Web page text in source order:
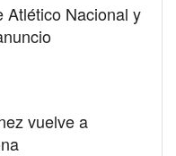
Atlético Nacional y
vuelve a